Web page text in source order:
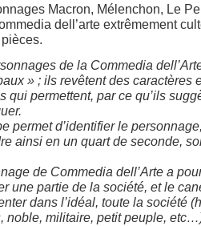
Macron, Mélenchon, Le
dell’arte extrêmement
de la Commedia
» ; ils revêtent des caractères
qui permettent, par ce qu’ils
permet d’identifier le
ainsi en un quart de seconde,
de Commedia dell’Arte a
une partie de la société, et le
dans l’idéal, toute la société
noble, militaire, petit peuple,